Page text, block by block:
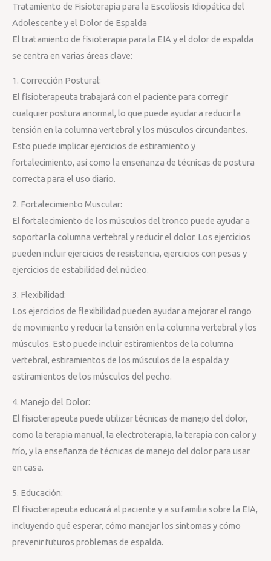
Tratamiento de Fisioterapia para la Escoliosis Idiopática del
Adolescente y el Dolor de Espalda
El tratamiento de fisioterapia para la EIA y el dolor de espalda
se centra en varias áreas clave:
1. Corrección Postural:
El fisioterapeuta trabajará con el paciente para corregir
cualquier postura anormal, lo que puede ayudar a reducir la
tensión en la columna vertebral y los músculos circundantes.
Esto puede implicar ejercicios de estiramiento y
fortalecimiento, así como la enseñanza de técnicas de postura
correcta para el uso diario.
2. Fortalecimiento Muscular:
El fortalecimiento de los músculos del tronco puede ayudar a
soportar la columna vertebral y reducir el dolor. Los ejercicios
pueden incluir ejercicios de resistencia, ejercicios con pesas y
ejercicios de estabilidad del núcleo.
3. Flexibilidad:
Los ejercicios de flexibilidad pueden ayudar a mejorar el rango
de movimiento y reducir la tensión en la columna vertebral y los
músculos. Esto puede incluir estiramientos de la columna
vertebral, estiramientos de los músculos de la espalda y
estiramientos de los músculos del pecho.
4. Manejo del Dolor:
El fisioterapeuta puede utilizar técnicas de manejo del dolor,
como la terapia manual, la electroterapia, la terapia con calor y
frío, y la enseñanza de técnicas de manejo del dolor para usar
en casa.
5. Educación:
El fisioterapeuta educará al paciente y a su familia sobre la EIA,
incluyendo qué esperar, cómo manejar los síntomas y cómo
prevenir futuros problemas de espalda.